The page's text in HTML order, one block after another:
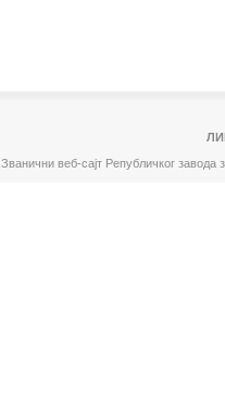
Званични веб-сајт Републичког